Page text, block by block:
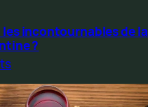
incontournables de la
?